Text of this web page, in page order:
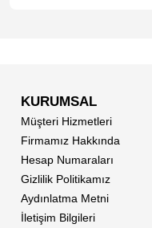
KURUMSAL
Müşteri Hizmetleri
Firmamız Hakkında
Hesap Numaraları
Gizlilik Politikamız
Aydınlatma Metni
İletişim Bilgileri